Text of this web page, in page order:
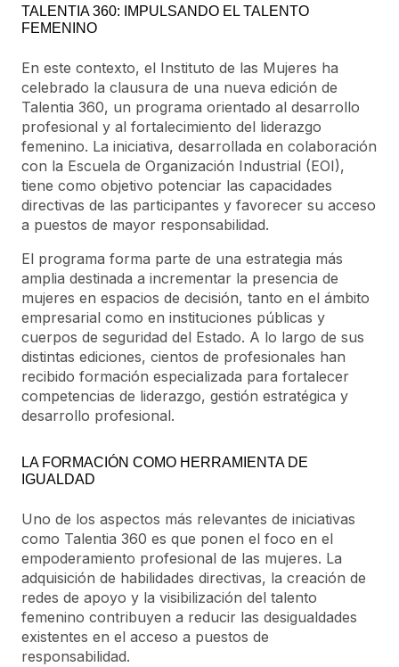
TALENTIA 360: IMPULSANDO EL TALENTO
FEMENINO
En este contexto, el Instituto de las Mujeres ha
celebrado la clausura de una nueva edición de
Talentia 360, un programa orientado al desarrollo
profesional y al fortalecimiento del liderazgo
femenino. La iniciativa, desarrollada en colaboración
con la Escuela de Organización Industrial (EOI),
tiene como objetivo potenciar las capacidades
directivas de las participantes y favorecer su acceso
a puestos de mayor responsabilidad.
El programa forma parte de una estrategia más
amplia destinada a incrementar la presencia de
mujeres en espacios de decisión, tanto en el ámbito
empresarial como en instituciones públicas y
cuerpos de seguridad del Estado. A lo largo de sus
distintas ediciones, cientos de profesionales han
recibido formación especializada para fortalecer
competencias de liderazgo, gestión estratégica y
desarrollo profesional.
LA FORMACIÓN COMO HERRAMIENTA DE
IGUALDAD
Uno de los aspectos más relevantes de iniciativas
como Talentia 360 es que ponen el foco en el
empoderamiento profesional de las mujeres. La
adquisición de habilidades directivas, la creación de
redes de apoyo y la visibilización del talento
femenino contribuyen a reducir las desigualdades
existentes en el acceso a puestos de
responsabilidad.